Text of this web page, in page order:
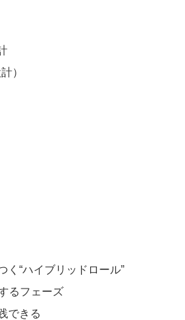
）
く“ハイブリッドロール”
るフェーズ
できる